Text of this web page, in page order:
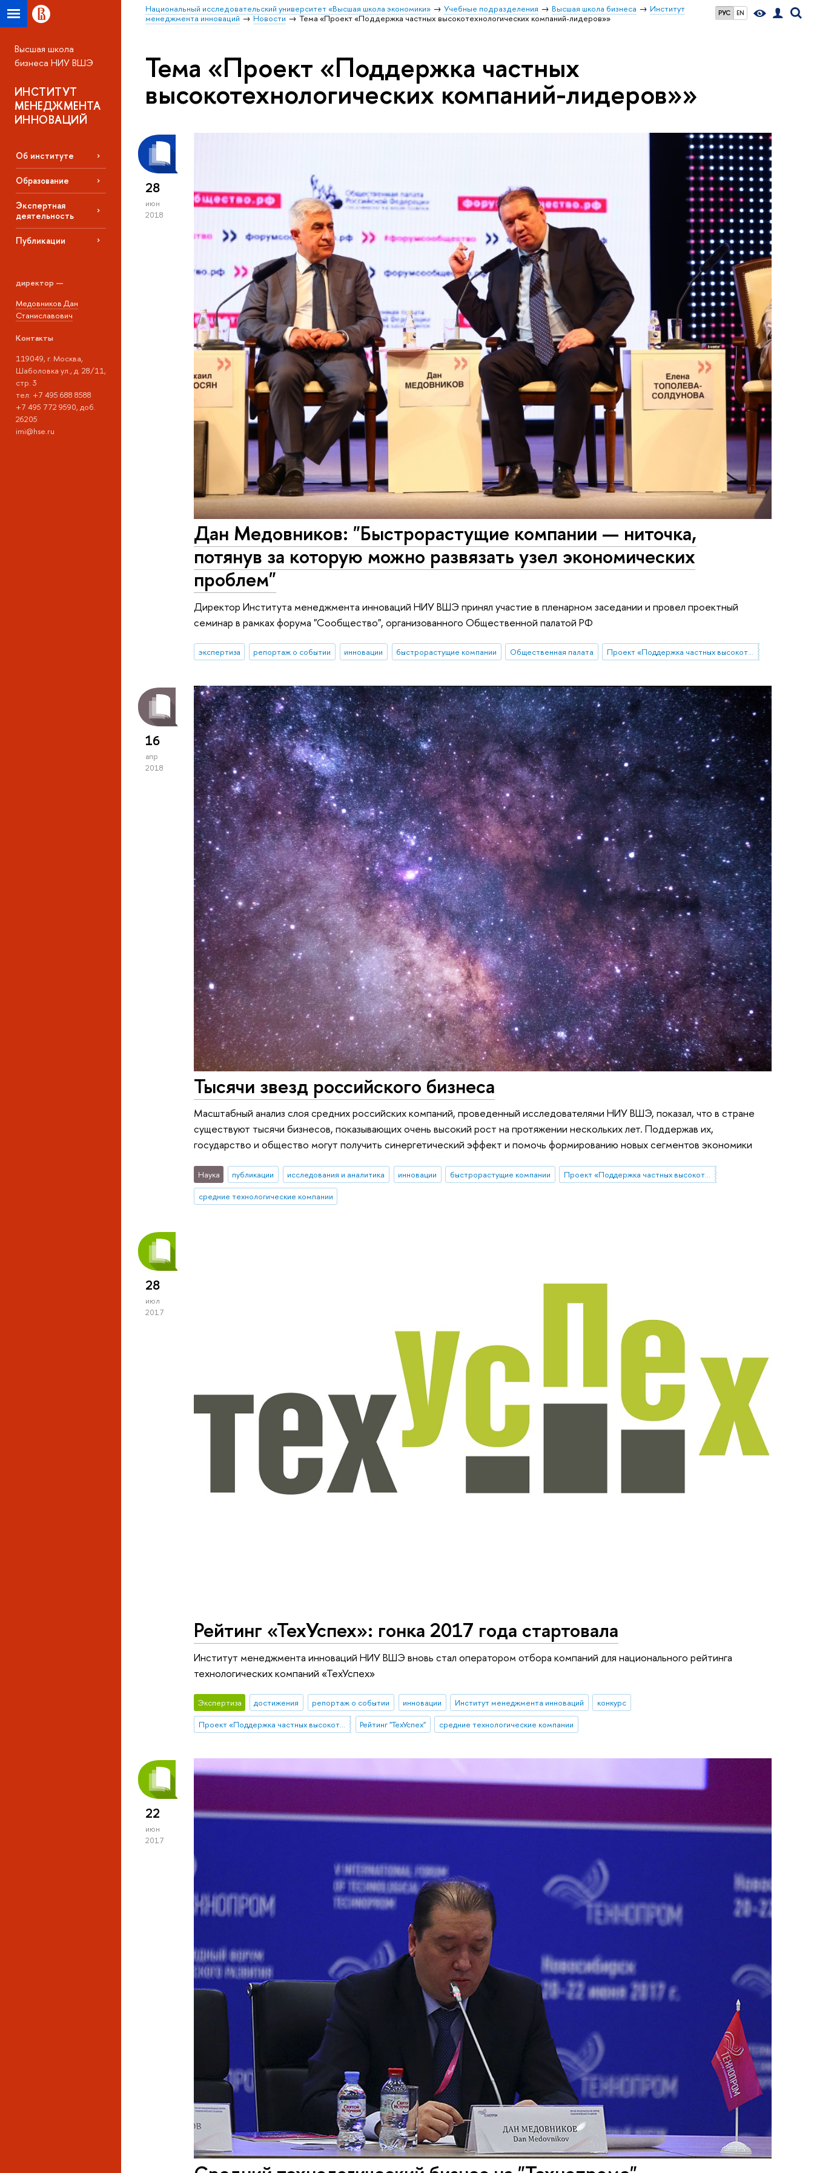
РУС EN
Национальный исследовательский университет «Высшая школа экономики» Учебные подразделения Высшая школа бизнеса
Институт
менеджмента инноваций
Новости Тема «Проект «Поддержка частных высокотехнологических компаний-лидеров»»
Высшая школа
бизнеса НИУ ВШЭ
ИНСТИТУТ
МЕНЕДЖМЕНТА
ИННОВАЦИЙ
Об институте
Образование
Экспертная
деятельность
Публикации
директор —
Медовников Дан
Станиславович
Контакты
119049, г. Москва,
Шаболовка ул., д. 28/11,
стр. 3
тел: +7 495 688 8588
+7 495 772 9590, доб.
26205
imi@hse.ru
Тема «Проект «Поддержка частных
высокотехнологических компаний-лидеров»»
28
июн
2018
Дан Медовников: "Быстрорастущие компании — ниточка,
потянув за которую можно развязать узел экономических
проблем"
Директор Института менеджмента инноваций НИУ ВШЭ принял участие в пленарном заседании и провел проектный
семинар в рамках форума "Сообщество", организованного Общественной палатой РФ
экспертиза репортаж о событии инновации быстрорастущие компании Общественная палата Проект «Поддержка частных высокотехнологических компаний-лидеров»
16
апр
2018
Тысячи звезд российского бизнеса
Масштабный анализ слоя средних российских компаний, проведенный исследователями НИУ ВШЭ, показал, что в стране
существуют тысячи бизнесов, показывающих очень высокий рост на протяжении нескольких лет. Поддержав их,
государство и общество могут получить синергетический эффект и помочь формированию новых сегментов экономики
Наука публикации исследования и аналитика инновации быстрорастущие компании
Проект «Поддержка частных высокотехнологических компаний-лидеров»
средние технологические компании
28
июл
2017
Рейтинг «ТехУспех»: гонка 2017 года стартовала
Институт менеджмента инноваций НИУ ВШЭ вновь стал оператором отбора компаний для национального рейтинга
технологических компаний «ТехУспех»
Экспертиза достижения репортаж о событии инновации Институт менеджмента инноваций
конкурс
Проект «Поддержка частных высокотехнологических компаний-лидеров»
Рейтинг "ТехУспех" средние технологические компании
22
июн
2017